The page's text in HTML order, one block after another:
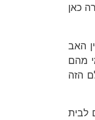
כאן
האב
מהם
הזה
לבית